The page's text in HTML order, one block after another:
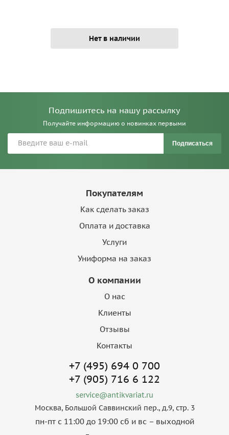
Нет в наличии
Подпишитесь на нашу рассылку
Получайте информацию о новинках первыми
Подписаться
Покупателям
Как сделать заказ
Оплата и доставка
Услуги
Униформа на заказ
О компании
О нас
Клиенты
Отзывы
Контакты
+7 (495) 694 0 700
+7 (905) 716 6 122
service@antikvariat.ru
Москва, Большой Саввинский пер., д.9, стр. 3
пн-пт с 11:00 до 19:00 сб и вс – выходной